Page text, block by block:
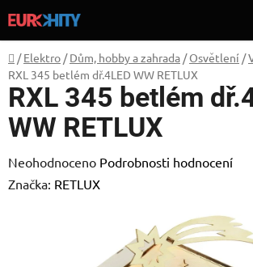
na
obsah
Domů
/ Elektro / Dům, hobby a zahrada / Osvětlení /
RXL 345 betlém dř.4LED WW RETLUX
RXL 345 betlém
WW RETLUX
Průměrné
hodnocení
Neohodnoceno Podrobnosti hodnocení
Značka: RETLUX